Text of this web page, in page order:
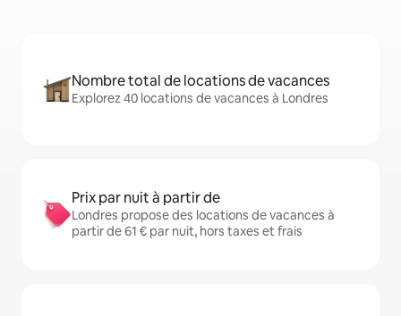
Nombre total de locations de vacances
Explorez 40 locations de vacances à Londres
Prix par nuit à partir de
Londres propose des locations de vacances à
partir de 61 € par nuit, hors taxes et frais